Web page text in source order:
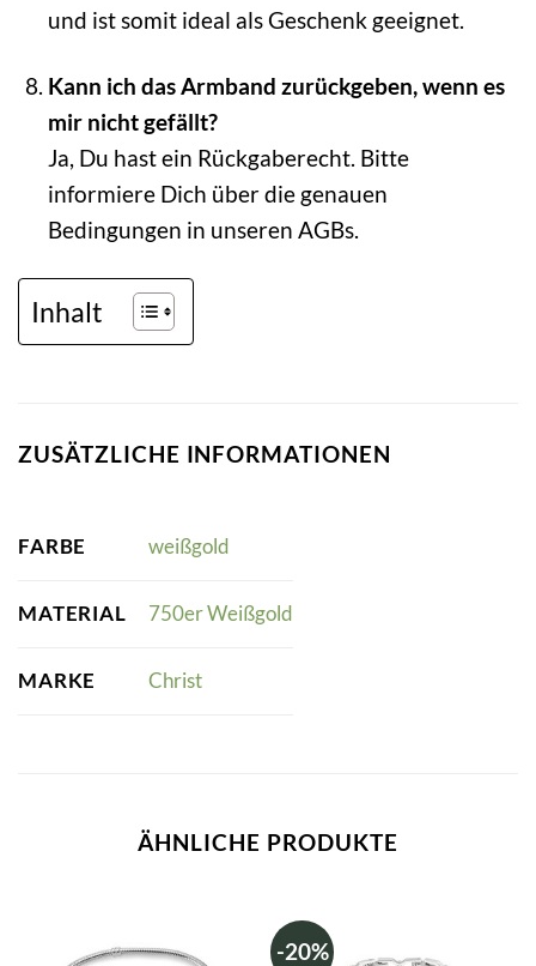
und ist somit ideal als Geschenk geeignet.
Kann ich das Armband zurückgeben, wenn es
mir nicht gefällt?
Ja, Du hast ein Rückgaberecht. Bitte
informiere Dich über die genauen
Bedingungen in unseren AGBs.
Inhalt
ZUSÄTZLICHE INFORMATIONEN
FARBE weißgold
MATERIAL 750er Weißgold
MARKE Christ
ÄHNLICHE PRODUKTE
-20%